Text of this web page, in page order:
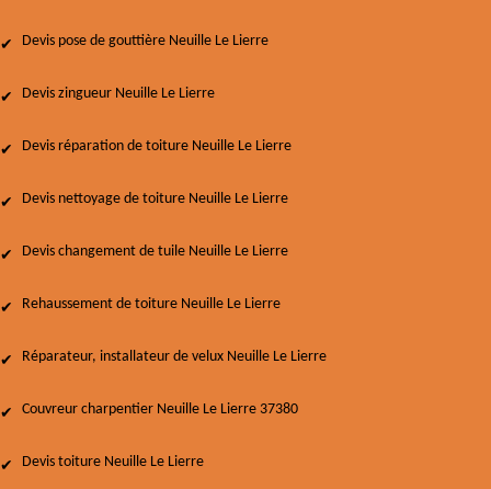
Devis pose de gouttière Neuille Le Lierre
Devis zingueur Neuille Le Lierre
Devis réparation de toiture Neuille Le Lierre
Devis nettoyage de toiture Neuille Le Lierre
Devis changement de tuile Neuille Le Lierre
Rehaussement de toiture Neuille Le Lierre
Réparateur, installateur de velux Neuille Le Lierre
Couvreur charpentier Neuille Le Lierre 37380
Devis toiture Neuille Le Lierre